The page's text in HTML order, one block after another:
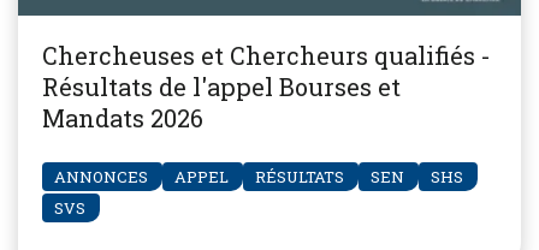
Chercheuses et Chercheurs qualifiés -
Résultats de l'appel Bourses et
Mandats 2026
ANNONCES APPEL RÉSULTATS SEN
SHS
SVS